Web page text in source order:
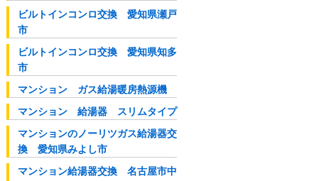
ビルトインコンロ交換 愛知県瀬戸
市
ビルトインコンロ交換 愛知県知多
市
マンション ガス給湯暖房熱源機
マンション 給湯器 スリムタイプ
マンションのノーリツガス給湯器交
換 愛知県みよし市
マンション給湯器交換 名古屋市中